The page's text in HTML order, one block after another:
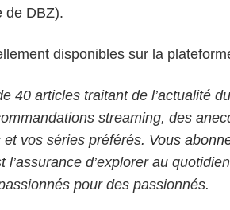
de DBZ).
disponibles sur la
40 articles traitant de l’actualité
streaming, des
vos séries préférés. Vous
l’assurance d’explorer au
pour des passionnés.